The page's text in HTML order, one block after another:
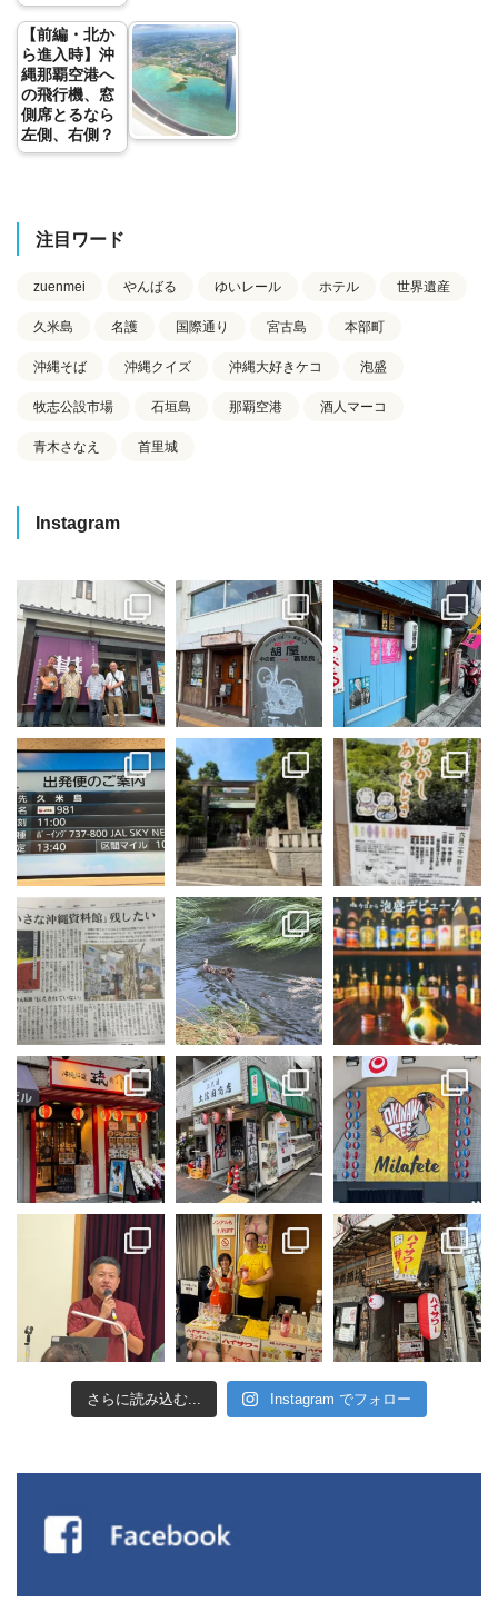
【前編・北か
ら進入時】沖
縄那覇空港へ
の飛行機、窓
側席とるなら
左側、右側？
注目ワード
zuenmei やんばる ゆいレール ホテル 世界遺産
久米島 名護 国際通り 宮古島 本部町
沖縄そば 沖縄クイズ 沖縄大好きケコ 泡盛
牧志公設市場 石垣島 那覇空港 酒人マーコ
青木さなえ 首里城
Instagram
さらに読み込む... Instagram でフォロー